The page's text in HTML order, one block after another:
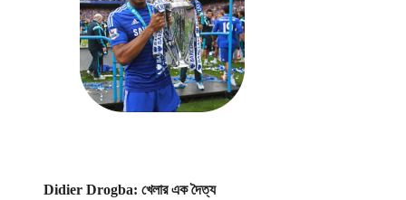
Didier Drogba: খেলার এক দৈত্য